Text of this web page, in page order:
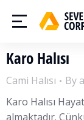
Karo Halısı
Cami Halısı By
Karo Halısı
almaktadır.